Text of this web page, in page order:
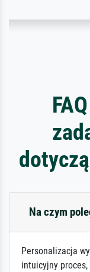
Na czym
Personalizacja
intuicyjny